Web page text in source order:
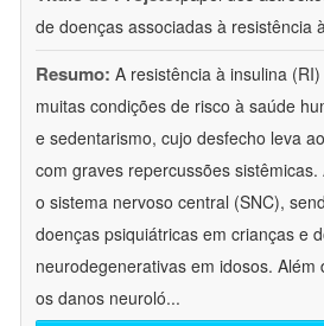
de doenças associadas à resistência
Resumo: A resistência à insulina
muitas condições de risco à saúde
e sedentarismo, cujo desfecho leva
com graves repercussões
o sistema nervoso central (SNC),
doenças psiquiátricas em crianças e
neurodegenerativas em idosos.
os danos neuroló...